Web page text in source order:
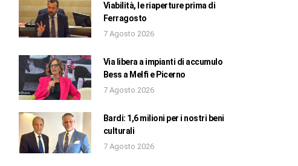
Viabilità, le riaperture prima di
Ferragosto
7 Agosto 2026
Via libera a impianti di accumulo
Bess a Melfi e Picerno
7 Agosto 2026
Bardi: 1,6 milioni per i nostri beni
culturali
7 Agosto 2026